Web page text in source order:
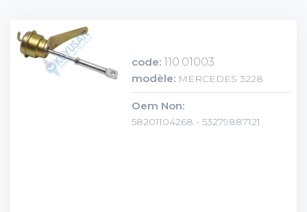
code: 110.01003
modèle: MERCEDES 3228
Oem Non:
58201104268 - 53279887121